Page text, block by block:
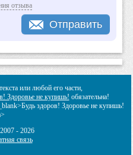
отзыва
Отправить
или любой его части,
Здоровье не купишь! обязательна!
здоров! Здоровье не купишь!
- 2026
связь